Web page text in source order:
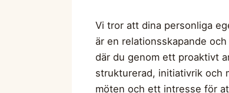
Vi tror att dina personliga
är en relationsskapande
där du genom ett proaktivt
strukturerad, initiativrik och
möten och ett intresse för